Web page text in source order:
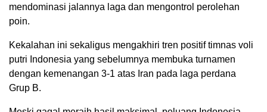
mendominasi jalannya laga dan mengontrol perolehan
poin.
Kekalahan ini sekaligus mengakhiri tren positif timnas voli
putri Indonesia yang sebelumnya membuka turnamen
dengan kemenangan 3-1 atas Iran pada laga perdana
Grup B.